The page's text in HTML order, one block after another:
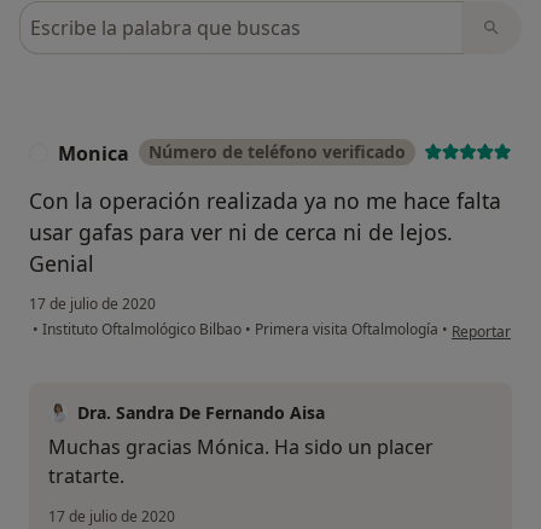
Busca en opiniones
Monica Número de teléfono verificado
Con la operación realizada ya no me hace falta
usar gafas para ver ni de cerca ni de lejos.
Genial
17 de julio de 2020
• Instituto Oftalmológico Bilbao • Primera visita Oftalmología • en opinión
Reportar
Dra. Sandra De Fernando Aisa
Muchas gracias Mónica. Ha sido un placer
tratarte.
17 de julio de 2020